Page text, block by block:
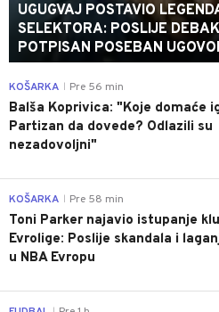
UGUGVAJ POSTAVIO
SELEKTORA: POSLIJE
POTPISAN POSEBAN
KOŠARKA Pre 56 min
Balša Koprivica: "Koje domaće
Partizan da dovede? Odlazili su
nezadovoljni"
KOŠARKA Pre 58 min
Toni Parker najavio istupanje
Evrolige: Poslije skandala i
u NBA Evropu